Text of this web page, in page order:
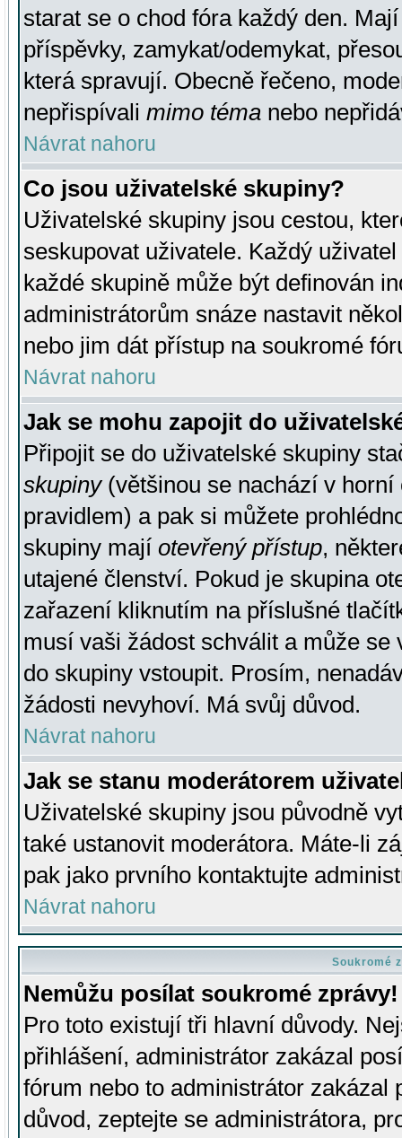
starat se o chod fóra každý den.
příspěvky, zamykat/odemykat,
která spravují. Obecně řečeno,
nepřispívali mimo téma nebo
Návrat nahoru
Co jsou uživatelské skupiny?
Uživatelské skupiny jsou cestou,
seskupovat uživatele. Každý
každé skupině může být definován
administrátorům snáze nastavit
nebo jim dát přístup na soukromé
Návrat nahoru
Jak se mohu zapojit do
Připojit se do uživatelské skupiny
skupiny(většinou se nachází v horní
pravidlem) a pak si můžete
skupiny mají otevřený přístup,
utajené členství. Pokud je skupina
zařazení kliknutím na příslušné
musí vaši žádost schválit a může se
do skupiny vstoupit. Prosím,
žádosti nevyhoví. Má svůj důvod.
Návrat nahoru
Jak se stanu moderátorem
Uživatelské skupiny jsou původně
také ustanovit moderátora. Máte-li
pak jako prvního kontaktujte
Návrat nahoru
Soukromé
Nemůžu posílat soukromé zprávy!
Pro toto existují tři hlavní důvody.
přihlášení, administrátor zakázal
fórum nebo to administrátor zakázal
důvod, zeptejte se administrátora,